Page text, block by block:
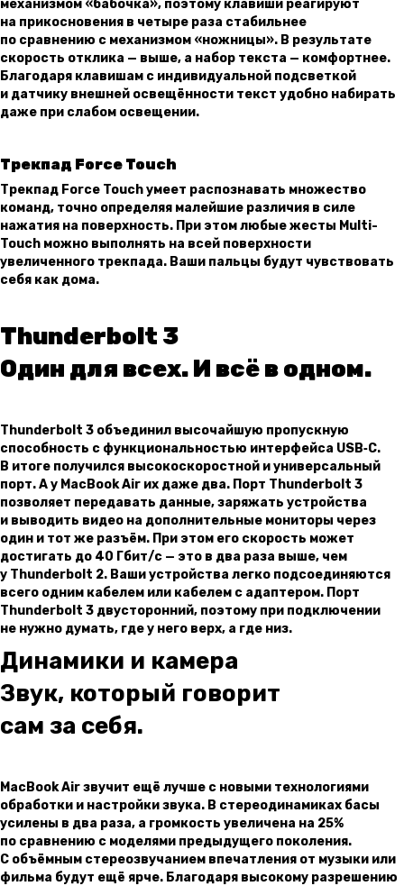
механизмом «бабочка», поэтому клавиши реагируют
на прикосновения в четыре раза стабильнее
по сравнению с механизмом «ножницы». В результате
скорость отклика — выше, а набор текста — комфортнее.
Благодаря клавишам с индивидуальной подсветкой
и датчику внешней освещённости текст удобно набирать
даже при слабом освещении.
Трекпад Force Touch
Трекпад Force Touch умеет распознавать множество
команд, точно определяя малейшие различия в силе
нажатия на поверхность. При этом любые жесты Multi-
Touch можно выполнять на всей поверхности
увеличенного трекпада. Ваши пальцы будут чувствовать
себя как дома.
Thunderbolt 3
Один для всех. И всё в одном.
Thunderbolt 3 объединил высочайшую пропускную
способность с функциональ­ностью интерфейса USB‑C.
В итоге получился высокоскоростной и универсальный
порт. А у MacBook Air их даже два. Порт Thunderbolt 3
позволяет передавать данные, заряжать устройства
и выводить видео на дополнительные мониторы через
один и тот же разъём. При этом его скорость может
достигать до 40 Гбит/ с — это в два раза выше, чем
у Thunderbolt 2. Ваши устройства легко подсоединяются
всего одним кабелем или кабелем с адаптером. Порт
Thunderbolt 3 двусторонний, поэтому при подключении
не нужно думать, где у него верх, а где низ.
Динамики и камера
Звук, который говорит
сам за себя.
MacBook Air звучит ещё лучше с новыми технологиями
обработки и настройки звука. В стереодинамиках басы
усилены в два раза, а громкость увеличена на 25%
по сравнению с моделями предыдущего поколения.
С объёмным стереозвучанием впечатления от музыки или
фильма будут ещё ярче. Благодаря высокому разрешению